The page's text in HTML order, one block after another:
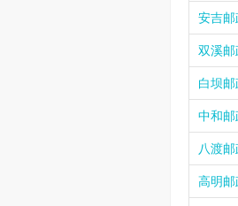
安吉邮
双溪邮
白坝
中和邮
八渡
高明邮